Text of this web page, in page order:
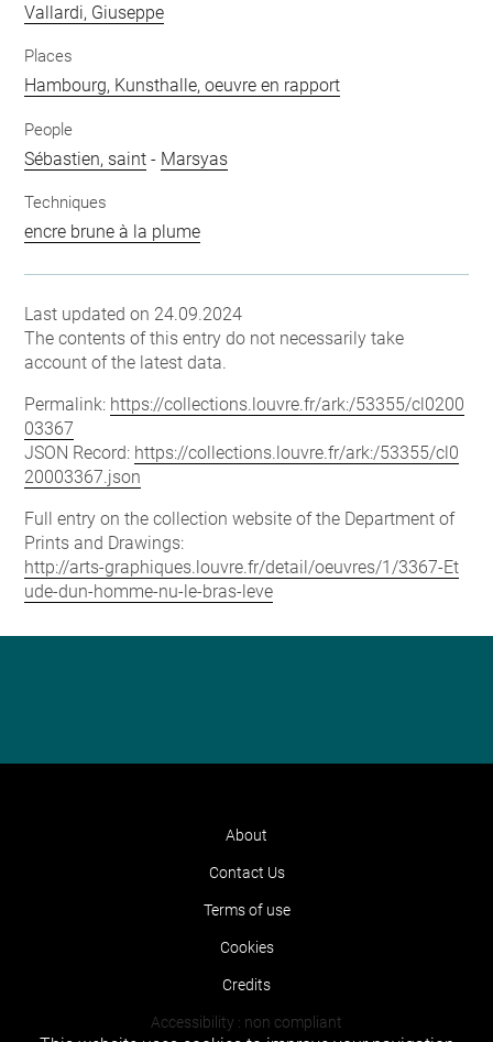
Vallardi, Giuseppe
Places
Hambourg, Kunsthalle, oeuvre en rapport
People
Sébastien, saint - Marsyas
Techniques
encre brune à la plume
Last updated on 24.09.2024
The contents of this entry do not necessarily take
account of the latest data.
Permalink: https://collections.louvre.fr/ark:/53355/cl0200
03367
JSON Record: https://collections.louvre.fr/ark:/53355/cl0
20003367.json
Full entry on the collection website of the Department of
Prints and Drawings:
http://arts-graphiques.louvre.fr/detail/oeuvres/1/3367-Et
ude-dun-homme-nu-le-bras-leve
About
Contact Us
Terms of use
Cookies
Credits
Accessibility : non compliant